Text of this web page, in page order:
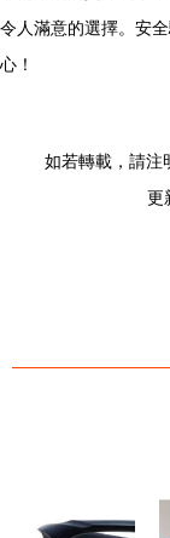
令人滿意的選擇。安
心！
如若轉載，請注
更